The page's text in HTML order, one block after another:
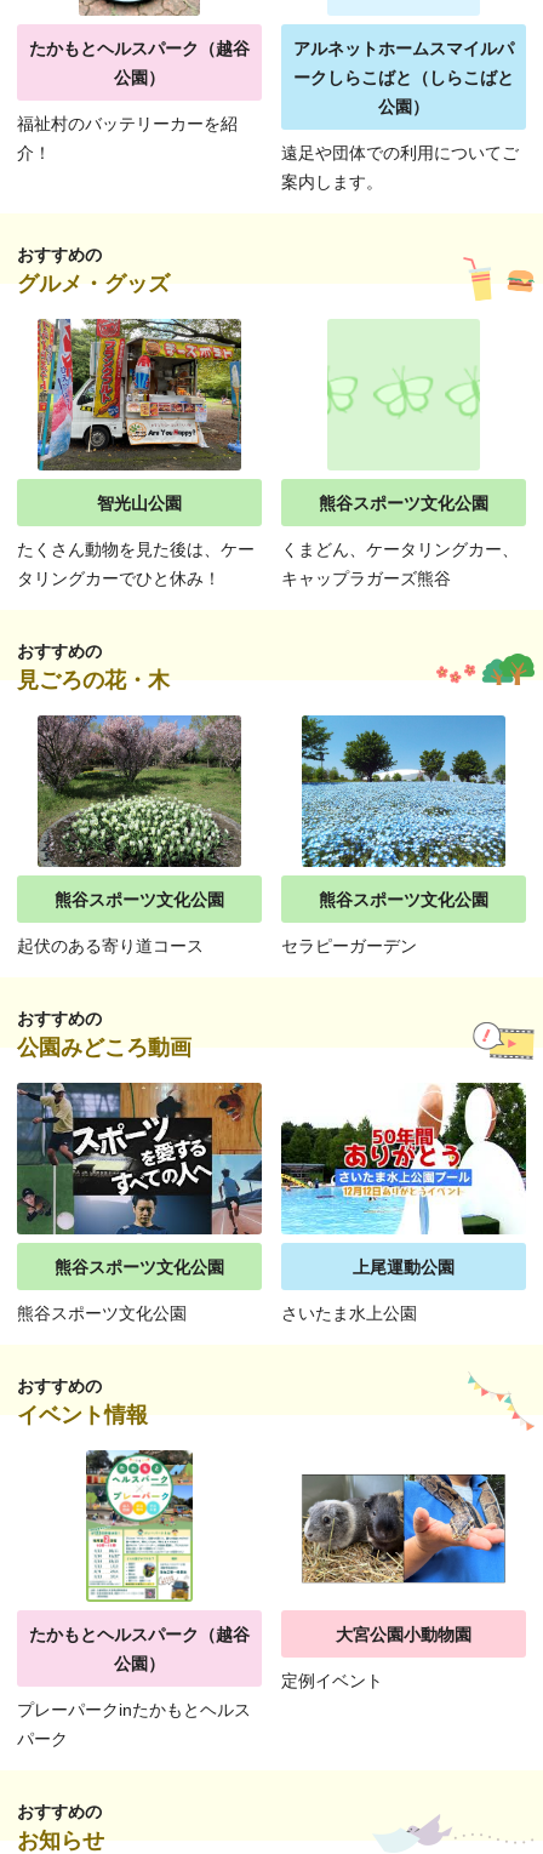
たかもとヘルスパーク（越谷
公園）
福祉村のバッテリーカーを紹
介！
アルネットホームスマイルパ
ークしらこばと（しらこばと
公園）
遠足や団体での利用についてご
案内します。
おすすめの
グルメ・グッズ
智光山公園
たくさん動物を見た後は、ケー
タリングカーでひと休み！
熊谷スポーツ文化公園
くまどん、ケータリングカー、
キャップラガーズ熊谷
おすすめの
見ごろの花・木
熊谷スポーツ文化公園
起伏のある寄り道コース
熊谷スポーツ文化公園
セラピーガーデン
おすすめの
公園みどころ動画
熊谷スポーツ文化公園
熊谷スポーツ文化公園
上尾運動公園
さいたま水上公園
おすすめの
イベント情報
たかもとヘルスパーク（越谷
公園）
プレーパークinたかもとヘルス
パーク
大宮公園小動物園
定例イベント
おすすめの
お知らせ